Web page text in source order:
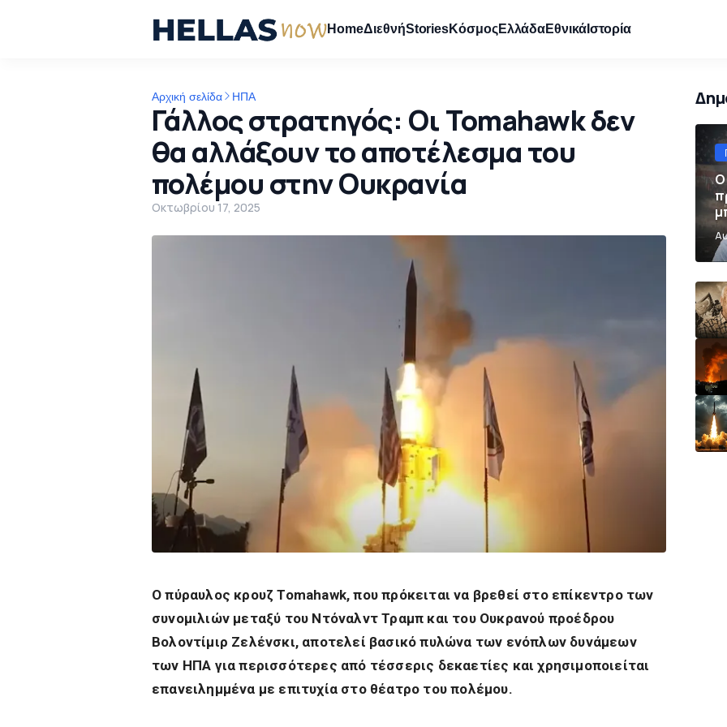
HomeΔιεθνήStoriesΚόσμοςΕλλάδαΕθνικάΙστορία
Αρχική σελίδα ΗΠΑ
Γάλλος στρατηγός: Οι Tomahawk δεν
θα αλλάξουν το αποτέλεσμα του
πολέμου στην Ουκρανία
Οκτωβρίου 17, 2025
Ο πύραυλος κρουζ Tomahawk, που πρόκειται να βρεθεί στο επίκεντρο των
συνομιλιών μεταξύ του Ντόναλντ Τραμπ και του Ουκρανού προέδρου
Βολοντίμιρ Ζελένσκι, αποτελεί βασικό πυλώνα των ενόπλων δυνάμεων
των ΗΠΑ για περισσότερες από τέσσερις δεκαετίες και χρησιμοποιείται
επανειλημμένα με επιτυχία στο θέατρο του πολέμου.
Ο